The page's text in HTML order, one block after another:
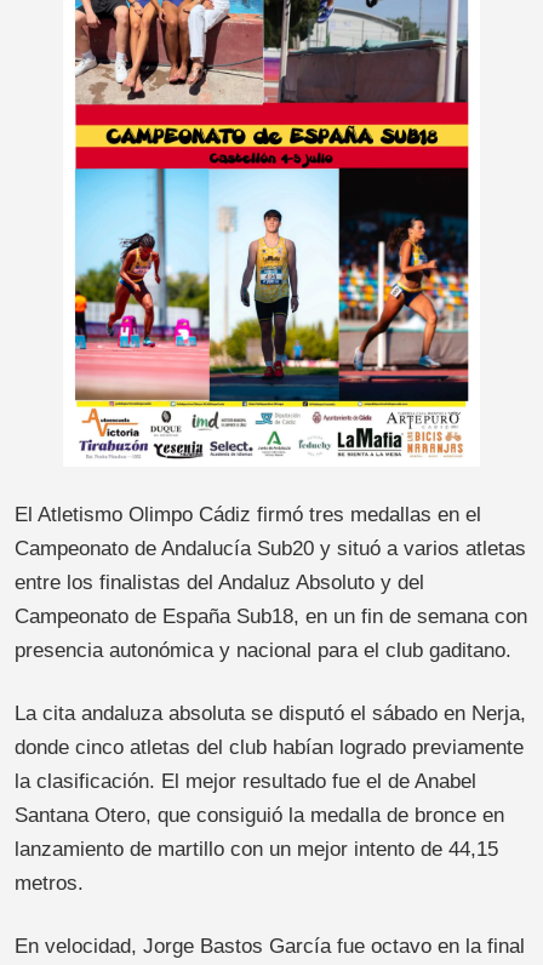
El Atletismo Olimpo Cádiz firmó tres medallas en el
Campeonato de Andalucía Sub20 y situó a varios atletas
entre los finalistas del Andaluz Absoluto y del
Campeonato de España Sub18, en un fin de semana con
presencia autonómica y nacional para el club gaditano.
La cita andaluza absoluta se disputó el sábado en Nerja,
donde cinco atletas del club habían logrado previamente
la clasificación. El mejor resultado fue el de Anabel
Santana Otero, que consiguió la medalla de bronce en
lanzamiento de martillo con un mejor intento de 44,15
metros.
En velocidad, Jorge Bastos García fue octavo en la final